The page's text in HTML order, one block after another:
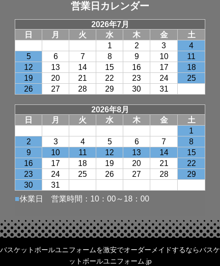
営業日カレンダー
バスケットボールユニフォームを激安でオーダーメイドするならバスケ
ットボールユニフォーム.jp